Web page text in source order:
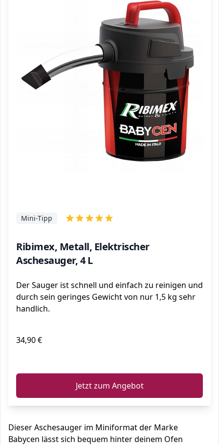
Ribimex, Metall, Elektrischer
Aschesauger, 4 L
Mini-Tipp
Der Sauger ist schnell und einfach zu reinigen und
durch sein geringes Gewicht von nur 1,5 kg sehr
handlich.
34,90 €
Jetzt zum Angebot
Dieser Aschesauger im Miniformat der Marke
Babycen lässt sich bequem hinter deinem Ofen